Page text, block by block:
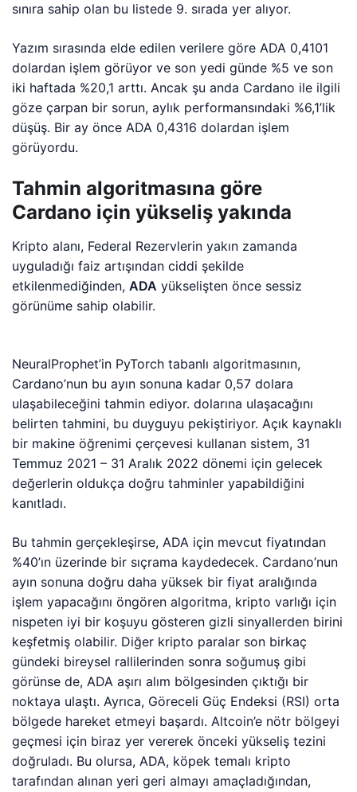
sınıra sahip olan bu listede 9. sırada yer alıyor.
Yazım sırasında elde edilen verilere göre ADA 0,4101
dolardan işlem görüyor ve son yedi günde %5 ve son
iki haftada %20,1 arttı. Ancak şu anda Cardano ile ilgili
göze çarpan bir sorun, aylık performansındaki %6,1’lik
düşüş. Bir ay önce ADA 0,4316 dolardan işlem
görüyordu.
Tahmin algoritmasına göre
Cardano için yükseliş yakında
Kripto alanı, Federal Rezervlerin yakın zamanda
uyguladığı faiz artışından ciddi şekilde
etkilenmediğinden,ADA yükselişten önce sessiz
görünüme sahip olabilir.
NeuralProphet’in PyTorch tabanlı algoritmasının,
Cardano’nun bu ayın sonuna kadar 0,57 dolara
ulaşabileceğini tahmin ediyor. dolarına ulaşacağını
belirten tahmini, bu duyguyu pekiştiriyor. Açık kaynaklı
bir makine öğrenimi çerçevesi kullanan sistem, 31
Temmuz 2021 – 31 Aralık 2022 dönemi için gelecek
değerlerin oldukça doğru tahminler yapabildiğini
kanıtladı.
Bu tahmin gerçekleşirse, ADA için mevcut fiyatından
%40’ın üzerinde bir sıçrama kaydedecek. Cardano’nun
ayın sonuna doğru daha yüksek bir fiyat aralığında
işlem yapacağını öngören algoritma, kripto varlığı için
nispeten iyi bir koşuyu gösteren gizli sinyallerden birini
keşfetmiş olabilir. Diğer kripto paralar son birkaç
gündeki bireysel rallilerinden sonra soğumuş gibi
görünse de, ADA aşırı alım bölgesinden çıktığı bir
noktaya ulaştı. Ayrıca, Göreceli Güç Endeksi (RSI) orta
bölgede hareket etmeyi başardı. Altcoin’e nötr bölgeyi
geçmesi için biraz yer vererek önceki yükseliş tezini
doğruladı. Bu olursa, ADA, köpek temalı kripto
tarafından alınan yeri geri almayı amaçladığından,